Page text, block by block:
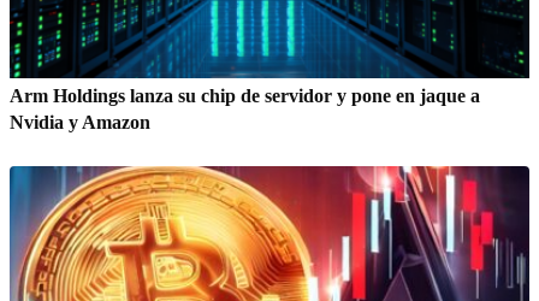
Arm Holdings lanza su chip de servidor y pone en jaque a
Nvidia y Amazon